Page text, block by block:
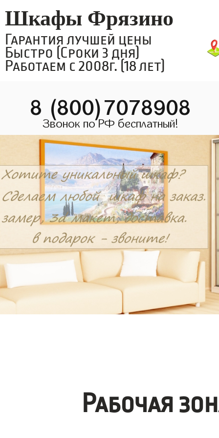
Шкафы Фрязино
Гарантия лучшей цены
Быстро (Сроки 3 дня)
Работаем с 2008г. (18 лет)
8 (800)7078908
Звонок по РФ бесплатный!
Рабочая